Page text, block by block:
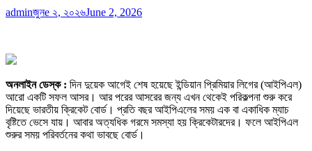
adminজুনe ২, ২০২৬June 2, 2026
অনলাইন ডেস্ক : দিন দুয়েক আগেই শেষ হয়েছে ইন্ডিয়ান প্রিমিয়ার লিগের (আইপিএল)
আরো একটি সফল আসর। আর পরের আসরের জন্য এখন থেকেই পরিকল্পনা শুরু করে
দিয়েছে ভারতীয় ক্রিকেট বোর্ড। প্রতি বছর আইপিএলের সময় এক বা একাধিক ম্যাচ
বৃষ্টিতে ভেসে যায়। আবার অত্যধিক গরমে সমস্যা হয় ক্রিকেটারদের। ফলে আইপিএল
শুরুর সময় পরিবর্তনের কথা ভাবছে বোর্ড।